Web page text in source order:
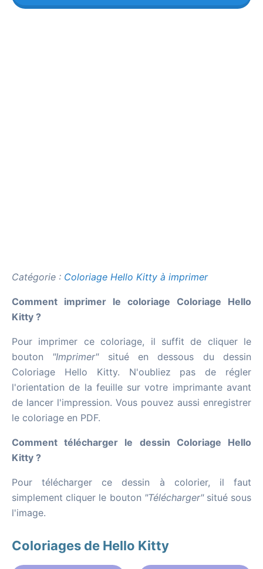
Catégorie : Coloriage Hello Kitty à imprimer
Comment imprimer le coloriage Coloriage Hello
Kitty ?
Pour imprimer ce coloriage, il suffit de cliquer le
bouton "Imprimer"situé en dessous du dessin
Coloriage Hello Kitty. N'oubliez pas de régler
l'orientation de la feuille sur votre imprimante avant
de lancer l'impression. Vous pouvez aussi enregistrer
le coloriage en PDF.
Comment télécharger le dessin Coloriage Hello
Kitty ?
Pour télécharger ce dessin à colorier, il faut
simplement cliquer le bouton "Télécharger"situé sous
l'image.
Coloriages de Hello Kitty